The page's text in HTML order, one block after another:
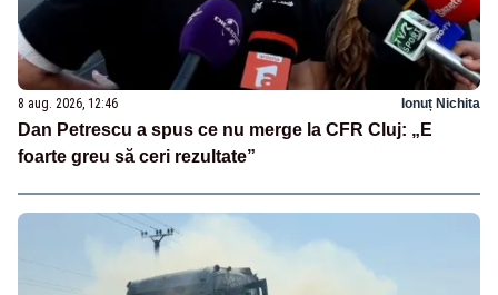
8 aug. 2026, 12:46 Ionuț Nichita
Dan Petrescu a spus ce nu merge la CFR Cluj: „E
foarte greu să ceri rezultate”